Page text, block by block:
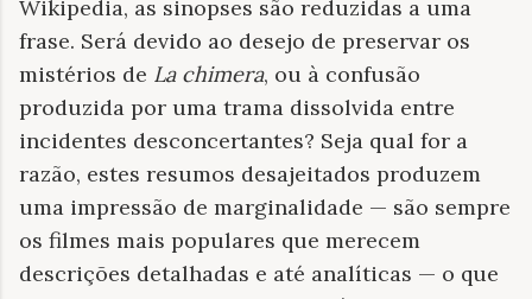
Wikipedia, as sinopses são reduzidas a uma
frase. Será devido ao desejo de preservar os
mistérios de La chimera, ou à confusão
produzida por uma trama dissolvida entre
incidentes desconcertantes? Seja qual for a
razão, estes resumos desajeitados produzem
uma impressão de marginalidade — são sempre
os filmes mais populares que merecem
descrições detalhadas e até analíticas — o que